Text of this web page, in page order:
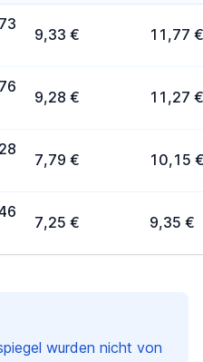
wurden nicht von
9,33 € 11,77 €
9,28 € 11,27 €
7,79 € 10,15
7,25 € 9,35 €